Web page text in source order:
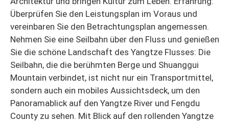
Überprüfen Sie den Leistungsplan im Voraus und
vereinbaren Sie den Betrachtungsplan angemessen.
Nehmen Sie eine Seilbahn über den Fluss und genießen
Sie die schöne Landschaft des Yangtze Flusses: Die
Seilbahn, die die berühmten Berge und Shuanggui
Mountain verbindet, ist nicht nur ein Transportmittel,
sondern auch ein mobiles Aussichtsdeck, um den
Panoramablick auf den Yangtze River und Fengdu
County zu sehen. Mit Blick auf den rollenden Yangtze